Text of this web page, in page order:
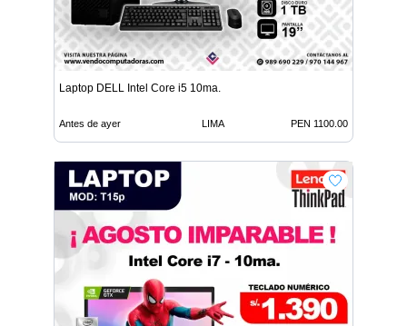
Laptop DELL Intel Core i5 10ma.
Antes de ayer LIMA PEN 1100.00